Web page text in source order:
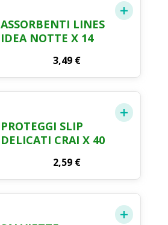
ASSORBENTI LINES
IDEA NOTTE X 14
3,49 €
PROTEGGI SLIP
DELICATI CRAI X 40
2,59 €